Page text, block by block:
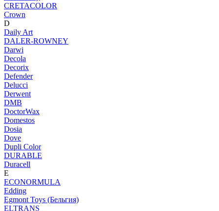
CRETACOLOR
Crown
D
Daily Art
DALER-ROWNEY
Darwi
Decola
Decorix
Defender
Delucci
Derwent
DMB
DoctorWax
Domestos
Dosia
Dove
Dupli Color
DURABLE
Duracell
E
ECONORMULA
Edding
Egmont Toys (Бельгия)
ELTRANS